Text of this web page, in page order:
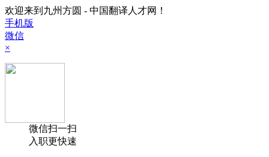
欢迎来到九州方圆 - 中国翻译人才网！
手机版
微信
×
微信扫一扫
入职更快速